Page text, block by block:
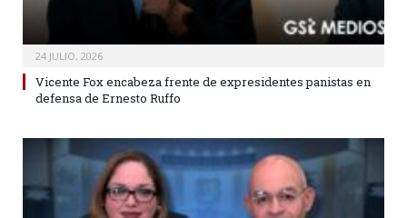
24 JULIO, 2026
Vicente Fox encabeza frente de expresidentes panistas en
defensa de Ernesto Ruffo